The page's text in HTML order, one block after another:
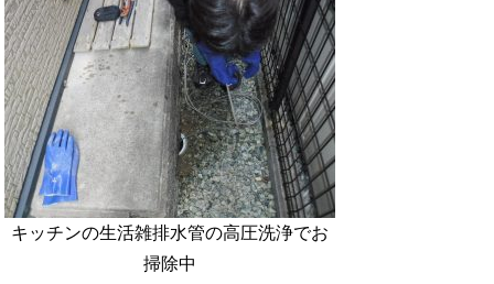
キッチンの生活雑排水管の高圧洗浄でお
掃除中